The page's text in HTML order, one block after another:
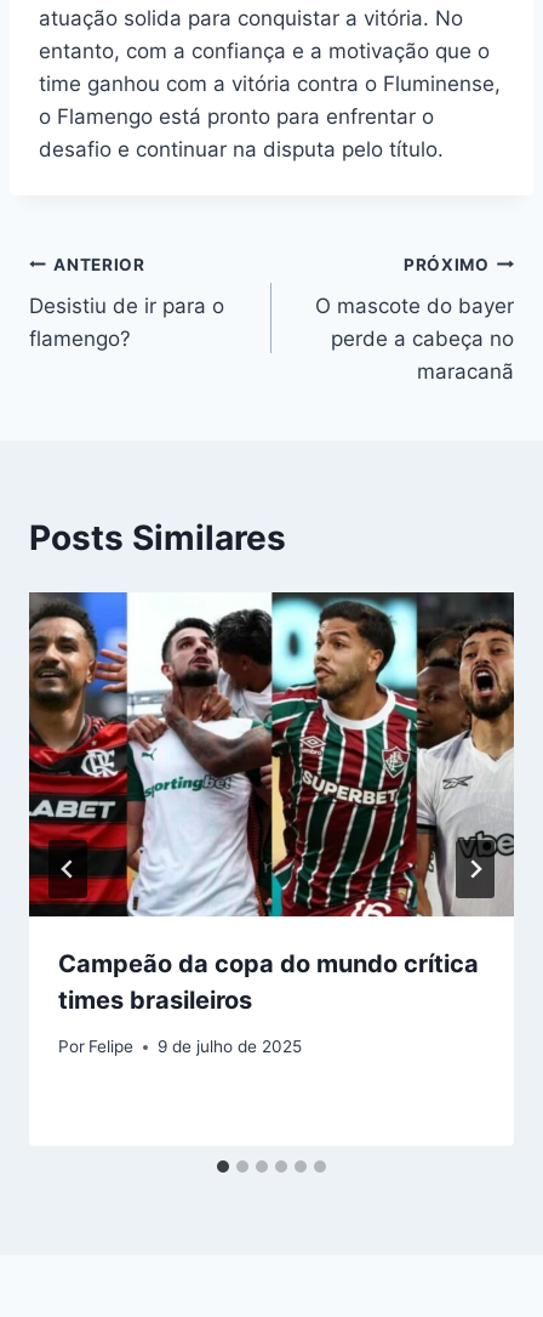
atuação solida para conquistar a vitória. No
entanto, com a confiança e a motivação que o
time ganhou com a vitória contra o Fluminense,
o Flamengo está pronto para enfrentar o
desafio e continuar na disputa pelo título.
Navegação
de
ANTERIOR
Desistiu de ir para o
flamengo?
PRÓXIMO
O mascote do bayer
perde a cabeça no
maracanã
Posts Similares
Campeão da copa do mundo crítica
times brasileiros
Por Felipe 9 de julho de 2025